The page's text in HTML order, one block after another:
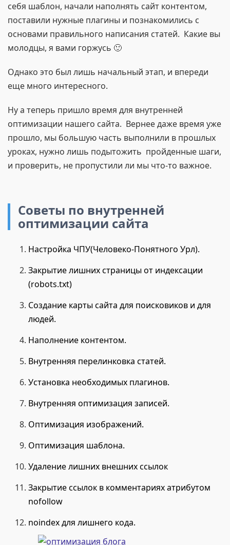
себя шаблон, начали наполнять сайт контентом,
поставили нужные плагины и познакомились с
основами правильного написания статей. Какие вы
молодцы, я вами горжусь 🙂
Однако это был лишь начальный этап, и впереди
еще много интересного.
Ну а теперь пришло время для внутренней
оптимизации нашего сайта. Вернее даже время уже
прошло, мы большую часть выполнили в прошлых
уроках, нужно лишь подытожить пройденные шаги,
и проверить, не пропустили ли мы что-то важное.
Советы по внутренней
оптимизации сайта
Настройка ЧПУ(Человеко-Понятного Урл).
Закрытие лишних страницы от индексации
(robots.txt)
Создание карты сайта для поисковиков и для
людей.
Наполнение контентом.
Внутренняя перелинковка статей.
Установка необходимых плагинов.
Внутренняя оптимизация записей.
Оптимизация изображений.
Оптимизация шаблона.
Удаление лишних внешних ссылок
Закрытие ссылок в комментариях атрибутом
nofollow
noindex для лишнего кода.